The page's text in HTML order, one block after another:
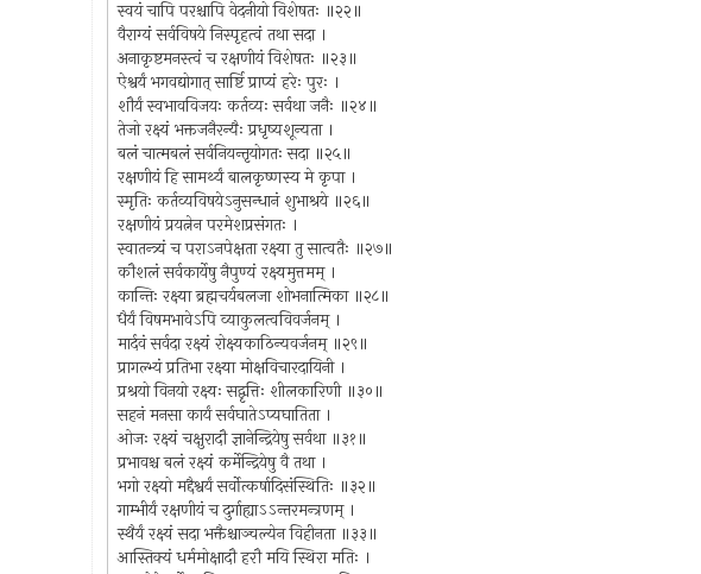
स्वयं चापि परश्चापि वेदनीयो विशेषतः ॥२२॥
वैराग्यं सर्वविषये निस्पृहत्वं तथा सदा ।
अनाकृष्टमनस्त्वं च रक्षणीयं विशेषतः ॥२३॥
ऐश्वर्यं भगवद्योगात् सार्ष्टि प्राप्यं हरेः पुरः ।
शौर्यं स्वभावविजयः कर्तव्यः सर्वथा जनैः ॥२४॥
तेजो रक्ष्यं भक्तजनैरन्यैः प्रधृष्यशून्यता ।
बलं चात्मबलं सर्वनियन्तृयोगतः सदा ॥२५॥
रक्षणीयं हि सामर्थ्यं बालकृष्णस्य मे कृपा ।
स्मृतिः कर्तव्यविषयेऽनुसन्धानं शुभाश्रये ॥२६॥
रक्षणीयं प्रयत्नेन परमेशप्रसंगतः ।
स्वातन्त्र्यं च पराऽनपेक्षता रक्ष्या तु सात्वतैः ॥२७॥
कौशलं सर्वकार्येषु नैपुण्यं रक्ष्यमुत्तमम् ।
कान्तिः रक्ष्या ब्रह्मचर्यबलजा शोभनात्मिका ॥२८॥
धैर्यं विषमभावेऽपि व्याकुलत्वविवर्जनम् ।
मार्दवं सर्वदा रक्ष्यं रोक्ष्यकाठिन्यवर्जनम् ॥२९॥
प्रागल्भ्यं प्रतिभा रक्ष्या मोक्षविचारदायिनी ।
प्रश्रयो विनयो रक्ष्यः सद्वृत्तिः शीलकारिणी ॥३०॥
सहनं मनसा कार्यं सर्वघातेऽप्यघातिता ।
ओजः रक्ष्यं चक्षुरादौ ज्ञानेन्द्रियेषु सर्वथा ॥३१॥
प्रभावश्च बलं रक्ष्यं कर्मेन्द्रियेषु वै तथा ।
भगो रक्ष्यो मद्दैश्वर्यं सर्वोत्कर्षादिसंस्थितिः ॥३२॥
गाम्भीर्यं रक्षणीयं च दुर्गाह्याऽऽन्तरमन्त्रणम् ।
स्थैर्यं रक्ष्यं सदा भक्तैश्चाञ्चल्येन विहीनता ॥३३॥
आस्तिक्यं धर्ममोक्षादौ हरौ मयि स्थिरा मतिः ।